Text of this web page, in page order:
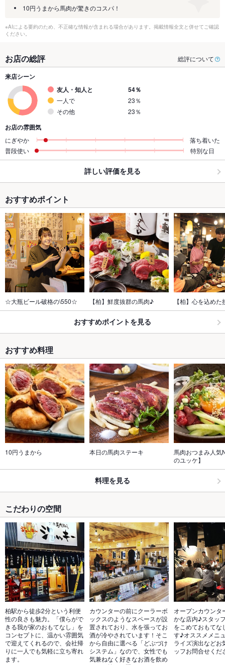
10円うまから馬肉が驚きのコスパ！
※AIによる要約のため、不正確な情報が含まれる場合があります。掲載情報全文と併せてご確認
ください。
お店の総評 総評について
来店シーン
友人・知人と
54％
一人で
23％
その他
23％
お店の雰囲気
にぎやか
落ち着いた
普段使い
特別な日
詳しい評価を見る
おすすめポイント
☆大瓶ビール破格の\550☆ 【柏】鮮度抜群の馬肉♪ 【柏】心を込めた
おすすめポイントを見る
おすすめ料理
10円うまから 本日の馬肉ステーキ
馬肉おつまみ人気
のユッケ】
料理を見る
こだわりの空間
柏駅から徒歩2分という利便
性の良さも魅力。「僕らがで
きる我が家のおもてなし」を
コンセプトに、温かい雰囲気
で迎えてくれるので、会社帰
りに一人でも気軽に立ち寄れ
ます。
カウンターの前にクーラーボ
ックスのようなスペースが設
置されており、水を張ってお
酒が冷やされています！そこ
から自由に選べる「どぶづけ
システム」なので、女性でも
気兼ねなく好きなお酒を飲め
オープンカウンタ
かな店内♪スタッ
をこめておもてな
す♪オススメメニ
ライズ演出などお
ッフお問合せくだ